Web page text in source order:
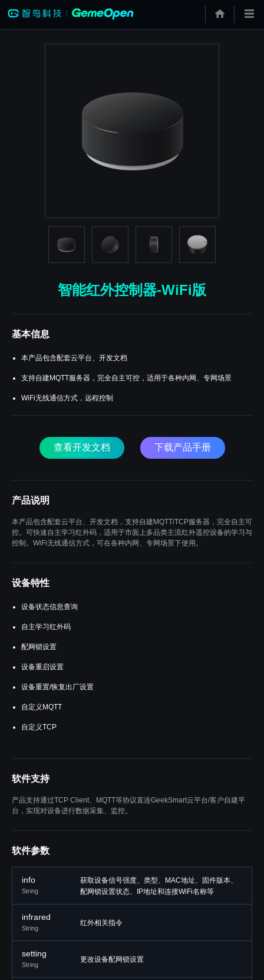
智能红外控制器-WiFi版
基本信息
本产品包含配套云平台、开发文档
支持自建MQTT服务器，完全自主可控，适用于各种内网、专网场景
WiFi无线通信方式，远程控制
查看开发文档 下载产品手册
产品说明
本产品包含配套云平台、开发文档，支持自建MQTT/TCP服务器，完全自主可
控。可快速自主学习红外码，适用于市面上多品类主流红外遥控设备的学习与
控制。WiFi无线通信方式，可在各种内网、专网场景下使用。
设备特性
设备状态信息查询
自主学习红外码
配网锁设置
设备重启设置
设备重置/恢复出厂设置
自定义MQTT
自定义TCP
软件支持
产品支持通过TCP Client、MQTT等协议直连GeekSmart云平台/客户自建平
台，实现对设备进行数据采集、监控。
软件参数
info
String
获取设备信号强度、类型、MAC地址、固件版本、
配网锁设置状态、IP地址和连接WiFi名称等
infrared
String
红外相关指令
setting
String
更改设备配网锁设置